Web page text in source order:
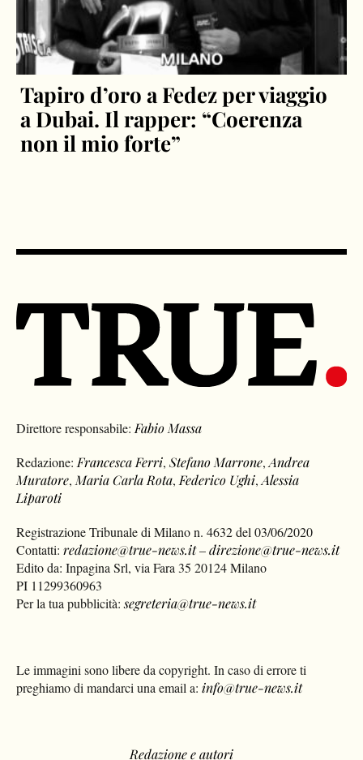
Tapiro d’oro a Fedez per viaggio
a Dubai. Il rapper: “Coerenza
non il mio forte”
Direttore responsabile: Fabio Massa
Redazione: Francesca Ferri,Stefano Marrone,Andrea
Muratore, Maria Carla Rota, Federico Ughi,Alessia
Liparoti
Registrazione Tribunale di Milano n. 4632 del 03/06/2020
Contatti:redazione@true-news.it–direzione@true-news.it
Edito da: Inpagina Srl, via Fara 35 20124 Milano
PI 11299360963
Per la tua pubblicità:segreteria@true-news.it
Le immagini sono libere da copyright. In caso di errore ti
preghiamo di mandarci una email a: info@true-news.it
Redazione e autori